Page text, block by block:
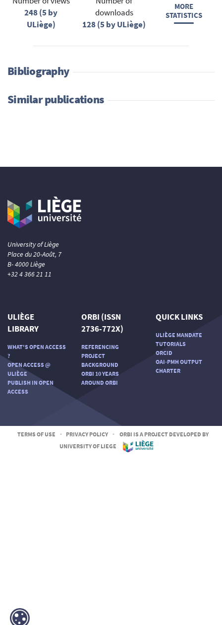
248 (5 by
ULiège)
downloads
128 (5 by ULiège)
MORE
STATISTICS
Bibliography
Similar publications
University of Liège
Place du 20-Août, 7
B- 4000 Liège
+32 4 366 21 11
ULIÈGE
LIBRARY
WHAT'S OPEN ACCESS
?
OPEN ACCESS @
ULIÈGE
PUBLISH IN OPEN
ACCESS
ORBI (ISSN
2736-772X)
REFERENCING
PROJECT
BACKGROUND
ORBI 10 YEARS
AROUND ORBI
QUICK LINKS
ULIÈGE MANDATE
TUTORIALS
ORCID
OAI-PMH OUTPUT
CHARTER
TERMS OF USE - PRIVACY POLICY -
ORBI IS A PROJECT DEVELOPED BY
UNIVERSITY OF LIEGE